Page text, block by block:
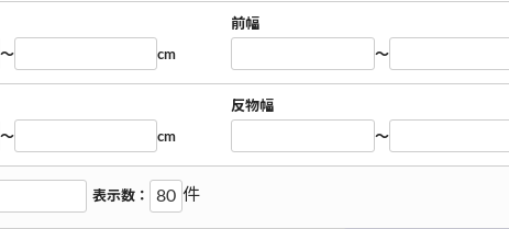
～ cm
前幅
～
～ cm
反物幅
～
表示数： 件